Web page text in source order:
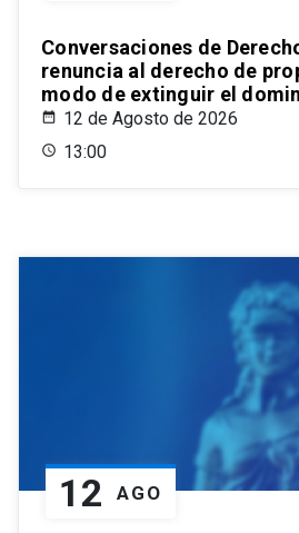
Conversaciones de
renuncia al derecho de
modo de extinguir el
un estatuto para el
chileno
12 de Agosto de 2026
13:00
12 AGO